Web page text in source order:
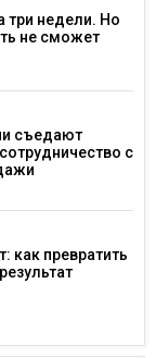
три недели. Но
не сможет
съедают
с
как превратить